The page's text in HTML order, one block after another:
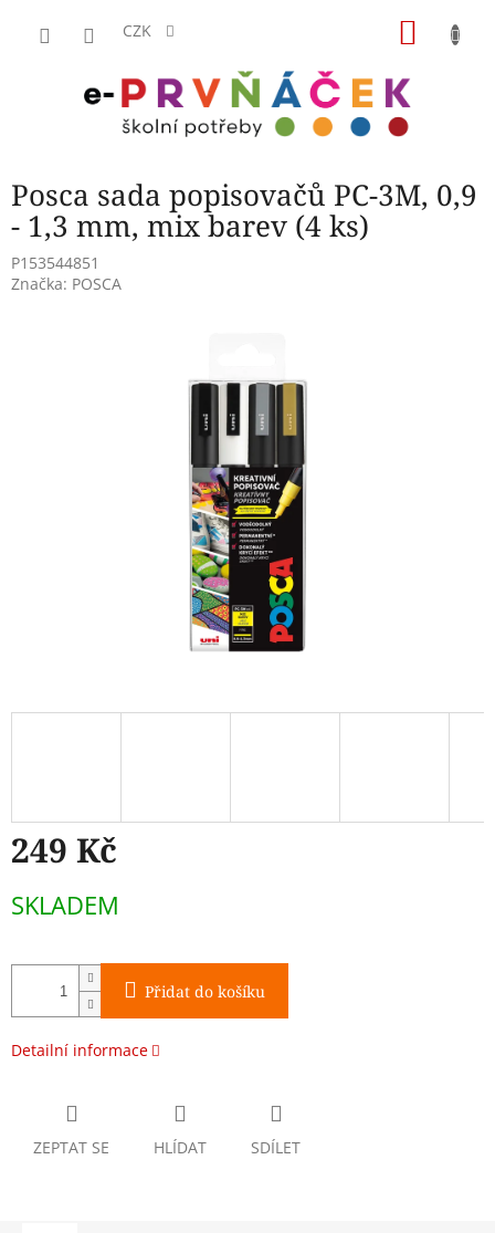
CZK
Posca sada popisovačů PC-3M, 0,9
- 1,3 mm, mix barev (4 ks)
P153544851
Značka: POSCA
249 Kč
cena:
SKLADEM
Přidat do košíku
Detailní informace
ZEPTAT SE HLÍDAT SDÍLET